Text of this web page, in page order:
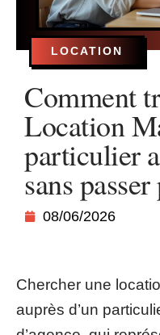
LOCATION
Comment
Location
particulier
sans
08/06/2026
Chercher une
auprès d’un